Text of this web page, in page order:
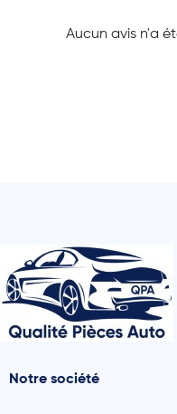
Aucun avis n'a
Notre société